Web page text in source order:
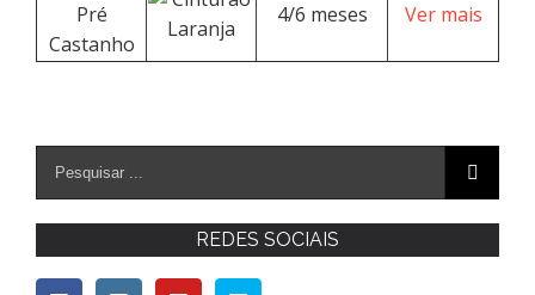
Pré
Castanho
4/6 meses Ver mais
REDES SOCIAIS